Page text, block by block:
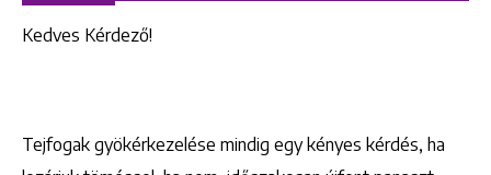
Kedves Kérdező!
Tejfogak gyökérkezelése mindig egy kényes kérdés, ha